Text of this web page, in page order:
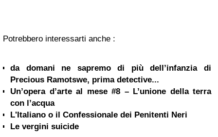
Potrebbero interessarti anche :
da domani ne sapremo di più dell’infanzia di
Precious Ramotswe, prima detective...
Un’opera d’arte al mese #8 – L’unione della terra
con l’acqua
L'Italiano o il Confessionale dei Penitenti Neri
Le vergini suicide